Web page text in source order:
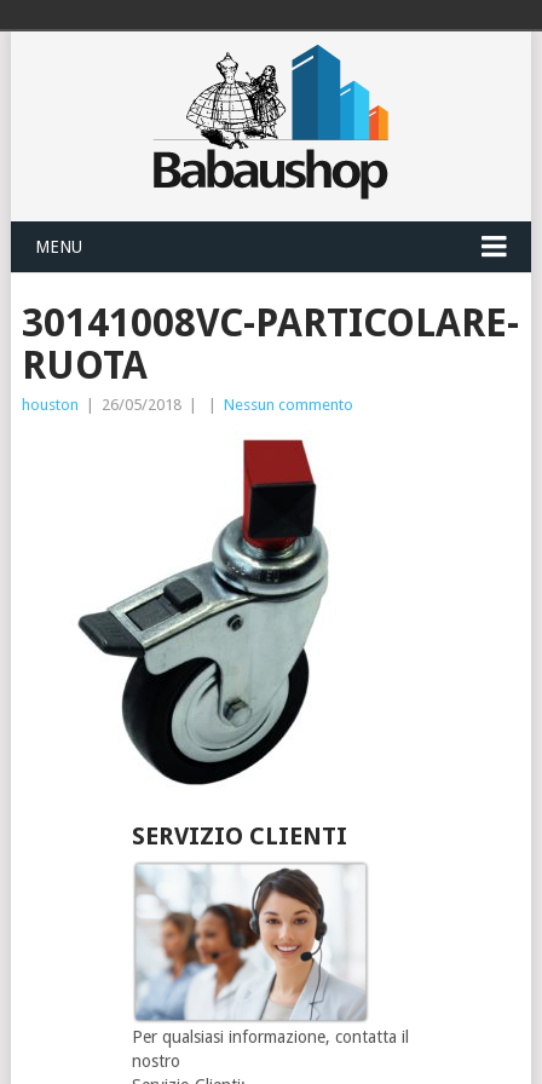
MENU
30141008VC-PARTICOLARE-
RUOTA
houston 26/05/2018 Nessun commento
SERVIZIO CLIENTI
Per qualsiasi informazione, contatta il
nostro